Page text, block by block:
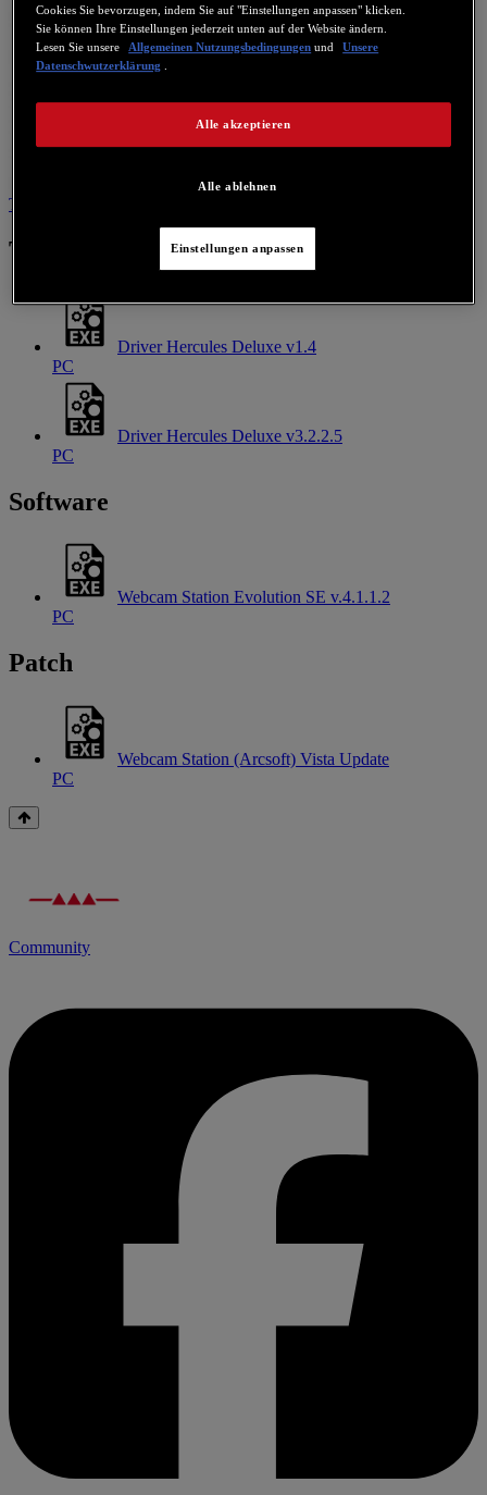
Treiber
Treiber
Driver Hercules Deluxe v1.4
PC
Driver Hercules Deluxe v3.2.2.5
PC
Software
Webcam Station Evolution SE v.4.1.1.2
PC
Patch
Webcam Station (Arcsoft) Vista Update
PC
Community
Cookies Sie bevorzugen, indem Sie auf "Einstellungen anpassen" klicken.
Sie können Ihre Einstellungen jederzeit unten auf der Website ändern.
Lesen Sie unsere
Allgemeinen Nutzungsbedingungen und
Unsere
Datenschwutzerklärung .
Alle ablehnen
Alle akzeptieren
Einstellungen anpassen